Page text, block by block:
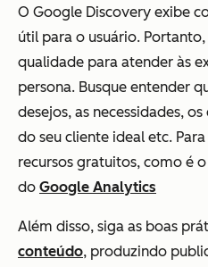
O Google Discovery exibe
útil para o usuário.
qualidade para atender às
persona. Busque entender
desejos, as necessidades,
do seu cliente ideal etc.
recursos gratuitos, como é
do Google Analytics
Além disso, siga as boas
conteúdo, produzindo